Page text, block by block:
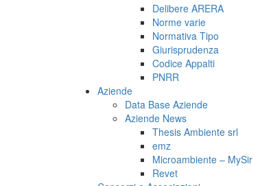
Delibere ARERA
Norme varie
Normativa Tipo
Giurisprudenza
Codice Appalti
PNRR
Aziende
Data Base Aziende
Aziende News
Thesis Ambiente srl
emz
Microambiente – MySir
Revet